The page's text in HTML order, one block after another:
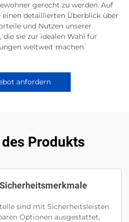
gerecht zu werden. Auf
einen detaillierten Überblick über
und Nutzen unserer
die sie zur idealen Wahl für
weltweit machen.
anfordern
Produkts
sind mit Sicherheitsleisten
Optionen ausgestattet,